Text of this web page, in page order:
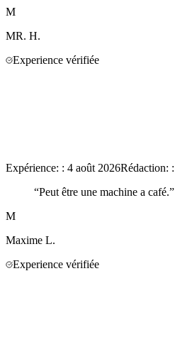
M
MR. H.
Experience vérifiée
Expérience: : 4 août 2026Rédaction: :
“Peut être une machine a café.”
M
Maxime L.
Experience vérifiée